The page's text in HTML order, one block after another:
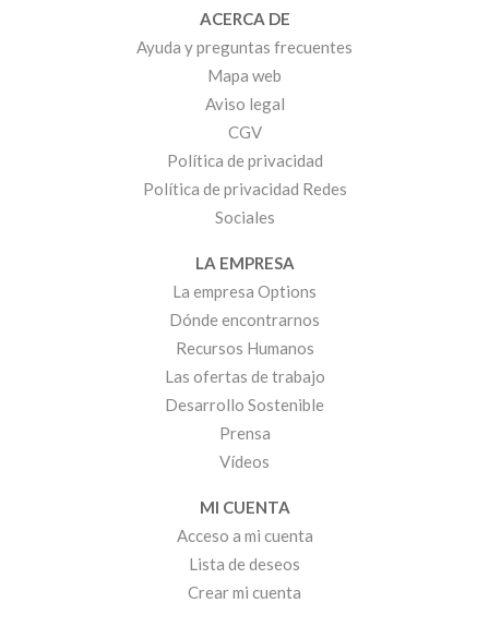
ACERCA DE
Ayuda y preguntas frecuentes
Mapa web
Aviso legal
CGV
Política de privacidad
Política de privacidad Redes
Sociales
LA EMPRESA
La empresa Options
Dónde encontrarnos
Recursos Humanos
Las ofertas de trabajo
Desarrollo Sostenible
Prensa
Vídeos
MI CUENTA
Acceso a mi cuenta
Lista de deseos
Crear mi cuenta